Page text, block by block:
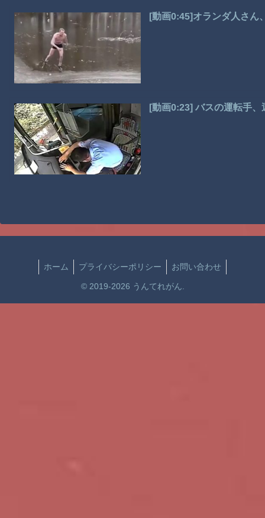
[動画0:45]オランダ人さん
[動画0:23] バスの運転手
ホーム プライバシーポリシー お問い合わせ
© 2019-2026 うんてれがん.